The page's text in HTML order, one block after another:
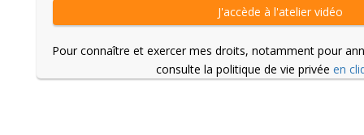
J'accède à l'atelier vidéo
Pour connaître et exercer mes droits, notamment pour
consulte la politique de vie privéeen